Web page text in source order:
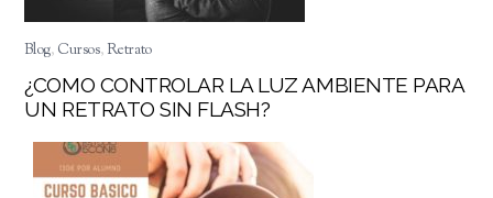
Blog, Cursos,Retrato
¿COMO CONTROLAR LA LUZ AMBIENTE PARA
UN RETRATO SIN FLASH?